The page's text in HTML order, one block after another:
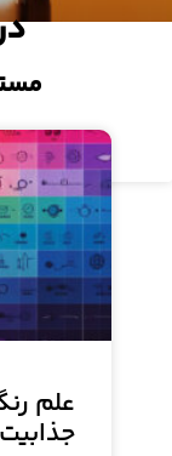
علم